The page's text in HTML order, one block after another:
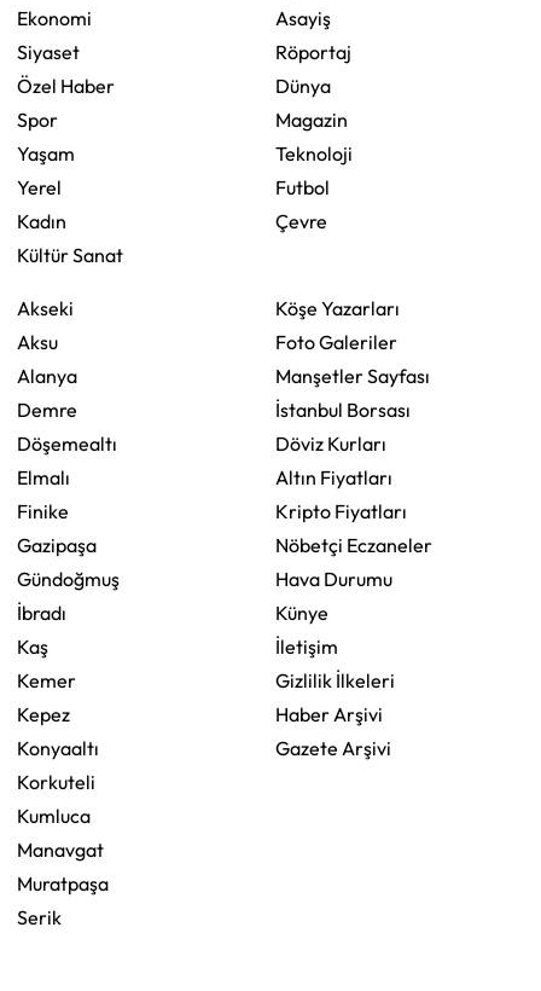
Ekonomi
Siyaset
Özel Haber
Spor
Yaşam
Yerel
Kadın
Kültür Sanat
Asayiş
Röportaj
Dünya
Magazin
Teknoloji
Futbol
Çevre
Akseki
Aksu
Alanya
Demre
Döşemealtı
Elmalı
Finike
Gazipaşa
Gündoğmuş
İbradı
Kaş
Kemer
Kepez
Konyaaltı
Korkuteli
Kumluca
Manavgat
Muratpaşa
Serik
Köşe Yazarları
Foto Galeriler
Manşetler Sayfası
İstanbul Borsası
Döviz Kurları
Altın Fiyatları
Kripto Fiyatları
Nöbetçi Eczaneler
Hava Durumu
Künye
İletişim
Gizlilik İlkeleri
Haber Arşivi
Gazete Arşivi